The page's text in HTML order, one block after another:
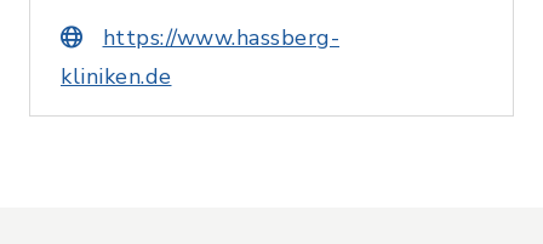
https://www.hassberg-
kliniken.de